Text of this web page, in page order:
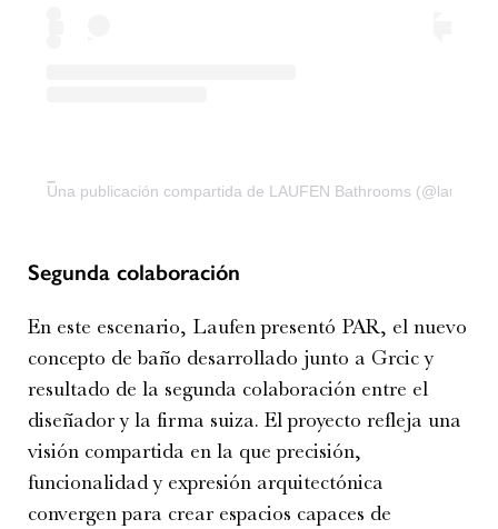
Una publicación compartida de LAUFEN Bathrooms
Segunda colaboración
En este escenario, Laufen presentó PAR, el nuevo
concepto de baño desarrollado junto a Grcic y
resultado de la segunda colaboración entre el
diseñador y la firma suiza. El proyecto refleja una
visión compartida en la que precisión,
funcionalidad y expresión arquitectónica
convergen para crear espacios capaces de